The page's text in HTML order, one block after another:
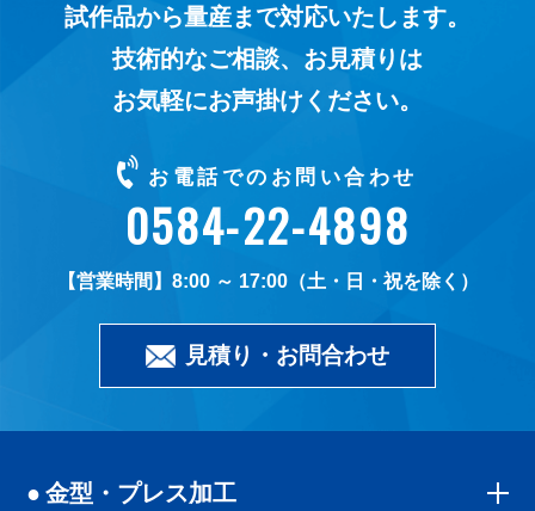
試作品から量産まで対応いたします。
技術的なご相談、お見積りは
お気軽にお声掛けください。
お電話でのお問い合わせ
0584-22-4898
8:00 ～ 17:00（土・日・祝を除く）
見積り・お問合わせ
金型・プレス加工